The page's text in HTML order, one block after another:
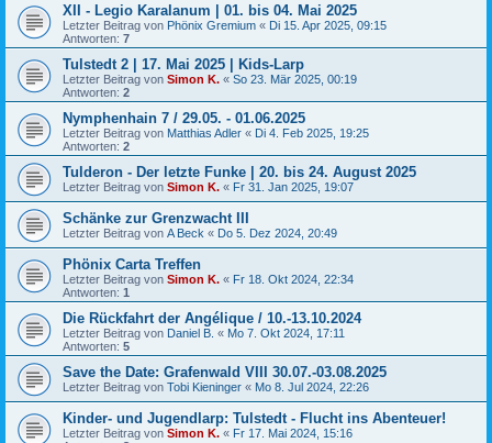
XII - Legio Karalanum | 01. bis 04. Mai 2025
Letzter Beitrag von Phönix Gremium « Di 15. Apr 2025, 09:15
Antworten: 7
Tulstedt 2 | 17. Mai 2025 | Kids-Larp
Letzter Beitrag von Simon K. « So 23. Mär 2025, 00:19
Antworten: 2
Nymphenhain 7 / 29.05. - 01.06.2025
Letzter Beitrag von Matthias Adler « Di 4. Feb 2025, 19:25
Antworten: 2
Tulderon - Der letzte Funke | 20. bis 24. August 2025
Letzter Beitrag von Simon K. « Fr 31. Jan 2025, 19:07
Schänke zur Grenzwacht III
Letzter Beitrag von A Beck « Do 5. Dez 2024, 20:49
Phönix Carta Treffen
Letzter Beitrag von Simon K. « Fr 18. Okt 2024, 22:34
Antworten: 1
Die Rückfahrt der Angélique / 10.-13.10.2024
Letzter Beitrag von Daniel B. « Mo 7. Okt 2024, 17:11
Antworten: 5
Save the Date: Grafenwald VIII 30.07.-03.08.2025
Letzter Beitrag von Tobi Kieninger « Mo 8. Jul 2024, 22:26
Kinder- und Jugendlarp: Tulstedt - Flucht ins Abenteuer!
Letzter Beitrag von Simon K. « Fr 17. Mai 2024, 15:16